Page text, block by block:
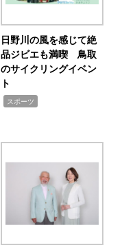
日野川の風を感じて絶
品ジビエも満喫 鳥取
のサイクリングイベン
ト
スポーツ